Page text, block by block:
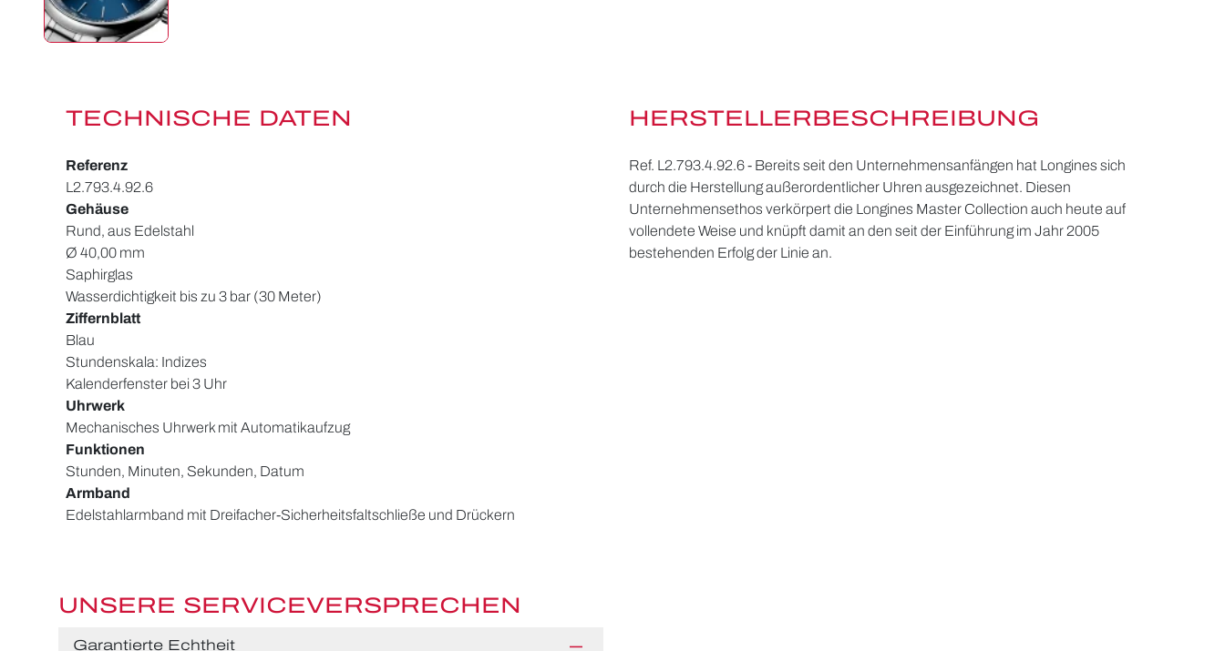
TECHNISCHE DATEN
Referenz
L2.793.4.92.6
Gehäuse
Rund, aus Edelstahl
Ø 40,00 mm
Saphirglas
Wasserdichtigkeit bis zu 3 bar (30 Meter)
Ziffernblatt
Blau
Stundenskala: Indizes
Kalenderfenster bei 3 Uhr
Uhrwerk
Mechanisches Uhrwerk mit Automatikaufzug
Funktionen
Stunden, Minuten, Sekunden, Datum
Armband
Edelstahlarmband mit Dreifacher-Sicherheitsfaltschließe und Drückern
HERSTELLERBESCHREIBUNG
Ref. L2.793.4.92.6 - Bereits seit den Unternehmensanfängen hat Longines sich
durch die Herstellung außerordentlicher Uhren ausgezeichnet. Diesen
Unternehmensethos verkörpert die Longines Master Collection auch heute auf
vollendete Weise und knüpft damit an den seit der Einführung im Jahr 2005
bestehenden Erfolg der Linie an.
UNSERE SERVICEVERSPRECHEN
Garantierte Echtheit